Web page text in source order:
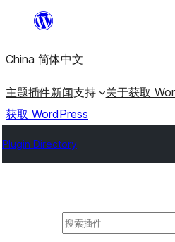
内
容
China 简体中文
主题插件新闻支持 关于获取
获取 WordPress
Plugin Directory
搜